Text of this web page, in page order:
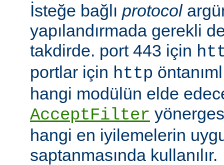
İsteğe bağlı protocol
yapılandırmada gerekli
takdirde. port 443 için
portlar için http
hangi modülün elde
AcceptFilter
hangi en iyilemelerin
saptanmasında kullanılır.